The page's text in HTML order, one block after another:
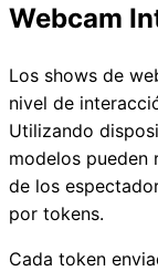
Webcam
Los shows de
nivel de
Utilizando
modelos pueden
de los
por tokens.
Cada token